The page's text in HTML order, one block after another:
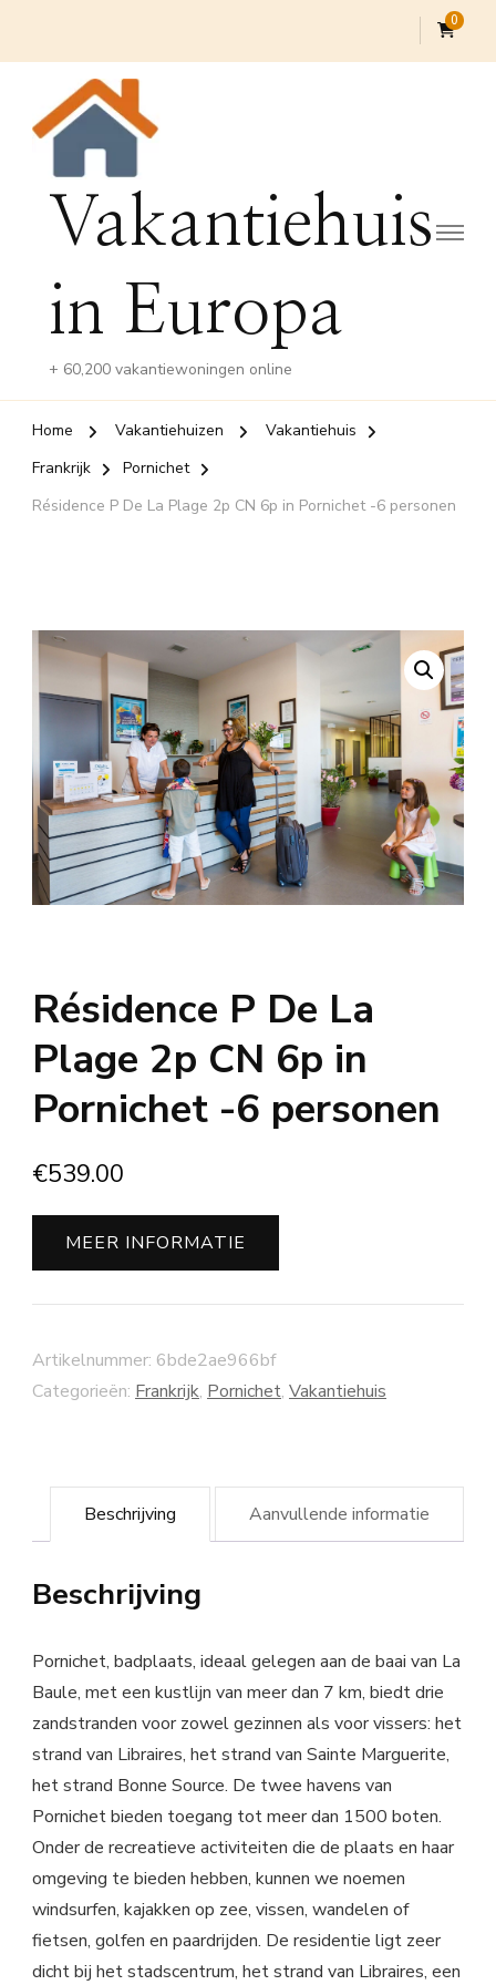
0
Vakantiehuis
in Europa
+ 60,200 vakantiewoningen online
Home Vakantiehuizen
Vakantiehuis
Frankrijk
Pornichet
Résidence P De La Plage 2p CN 6p in Pornichet -6 personen
Résidence P De La
Plage 2p CN 6p in
Pornichet -6 personen
€539.00
MEER INFORMATIE
Artikelnummer: 6bde2ae966bf
Categorieën: Frankrijk, Pornichet, Vakantiehuis
Beschrijving Aanvullende informatie
Beschrijving
Pornichet, badplaats, ideaal gelegen aan de baai van La
Baule, met een kustlijn van meer dan 7 km, biedt drie
zandstranden voor zowel gezinnen als voor vissers: het
strand van Libraires, het strand van Sainte Marguerite,
het strand Bonne Source. De twee havens van
Pornichet bieden toegang tot meer dan 1500 boten.
Onder de recreatieve activiteiten die de plaats en haar
omgeving te bieden hebben, kunnen we noemen
windsurfen, kajakken op zee, vissen, wandelen of
fietsen, golfen en paardrijden. De residentie ligt zeer
dicht bij het stadscentrum, het strand van Libraires, een